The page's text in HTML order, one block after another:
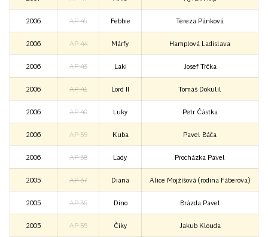
2006 AP 45 Febbie Tereza Pánková
2006 AP 44 Márfy Hamplová Ladislava
2006 AP 43 Laki Josef Trčka
2006 AP 41 Lord II Tomáš Dokulil
2006 AP 40 Luky Petr Částka
2006 AP 39 Kuba Pavel Báča
2006 AP 38 Lady Procházka Pavel
2005 AP 37 Diana Alice Mojžíšová (rodina Fáberova)
2005 AP 36 Dino Brázda Pavel
2005 AP 35 Čiky Jakub Klouda